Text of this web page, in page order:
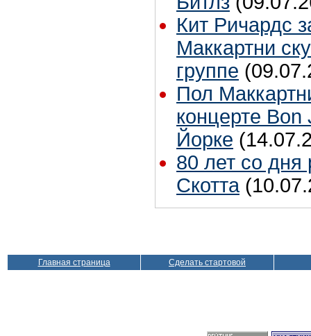
Кит Ричардс
Маккартни
группе
Пол
концерте
Йорке
80 лет со
Скотта
Главная страница Сделать стартовой